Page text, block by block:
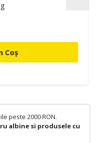
peste 2000 RON.
albine si produsele cu
Coș